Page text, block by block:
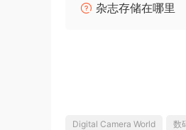
杂志存储在哪里
Digital Camera World 数